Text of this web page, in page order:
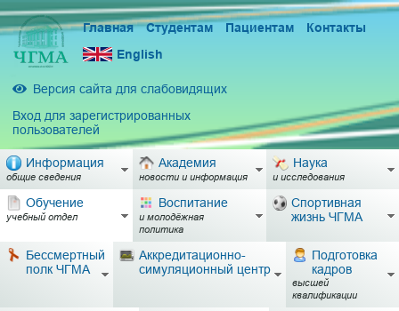
Главная Студентам Пациентам
Контакты
English
Версия сайта для слабовидящих
Вход для зарегистрированных
пользователей
Информация
общие сведения
Академия
новости и информация
Наука
и исследования
Обучение
учебный отдел
Воспитание
и молодёжная
политика
Спортивная
жизнь ЧГМА
Бессмертный
полк ЧГМА
Аккредитационно-
симуляционный центр
Подготовка
кадров
высшей
квалификации